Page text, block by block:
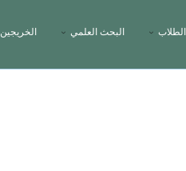
الطلاب البحث العلمي الخريجين